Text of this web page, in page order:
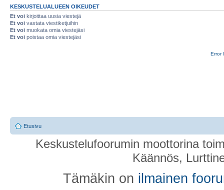
KESKUSTELUALUEEN OIKEUDET
Et voi kirjoittaa uusia viestejä
Et voi vastata viestiketjuihin
Et voi muokata omia viestejäsi
Et voi poistaa omia viestejäsi
Error
Etusivu
Keskustelufoorumin moottorina
Käännös,
Tämäkin on ilmainen